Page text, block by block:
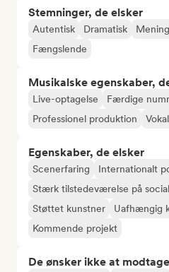
Stemninger, de elsker
Autentisk Dramatisk
Fængslende
Musikalske egenskaber,
Live-optagelse
Færdige
Professionel produktion
Vokal
Egenskaber, de elsker
Scenerfaring
Internationalt
Stærk tilstedeværelse på
Støttet kunstner
Uafhængig
Kommende projekt
De ønsker ikke at